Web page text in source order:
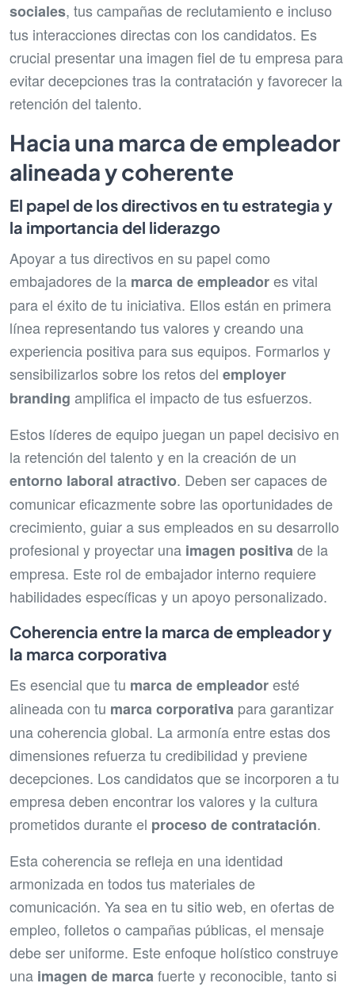
sociales, tus campañas de reclutamiento e incluso
tus interacciones directas con los candidatos. Es
crucial presentar una imagen fiel de tu empresa para
evitar decepciones tras la contratación y favorecer la
retención del talento.
Hacia una marca de empleador
alineada y coherente
El papel de los directivos en tu estrategia y
la importancia del liderazgo
Apoyar a tus directivos en su papel como
embajadores de la marca de empleadores vital
para el éxito de tu iniciativa. Ellos están en primera
línea representando tus valores y creando una
experiencia positiva para sus equipos. Formarlos y
sensibilizarlos sobre los retos del employer
branding amplifica el impacto de tus esfuerzos.
Estos líderes de equipo juegan un papel decisivo en
la retención del talento y en la creación de un
entorno laboral atractivo. Deben ser capaces de
comunicar eficazmente sobre las oportunidades de
crecimiento, guiar a sus empleados en su desarrollo
profesional y proyectar una imagen positivade la
empresa. Este rol de embajador interno requiere
habilidades específicas y un apoyo personalizado.
Coherencia entre la marca de empleador y
la marca corporativa
Es esencial que tu marca de empleadoresté
alineada con tu marca corporativa para garantizar
una coherencia global. La armonía entre estas dos
dimensiones refuerza tu credibilidad y previene
decepciones. Los candidatos que se incorporen a tu
empresa deben encontrar los valores y la cultura
prometidos durante el proceso de contratación.
Esta coherencia se refleja en una identidad
armonizada en todos tus materiales de
comunicación. Ya sea en tu sitio web, en ofertas de
empleo, folletos o campañas públicas, el mensaje
debe ser uniforme. Este enfoque holístico construye
una imagen de marcafuerte y reconocible, tanto si